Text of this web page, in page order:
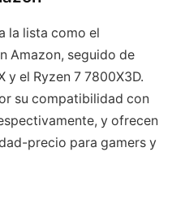
la lista como el
Amazon, seguido de
y el Ryzen 7 7800X3D.
su compatibilidad con
y ofrecen
precio para gamers y